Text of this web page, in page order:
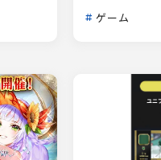
ゲーム